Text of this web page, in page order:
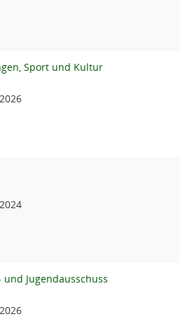
Sport und Kultur
Jugendausschuss